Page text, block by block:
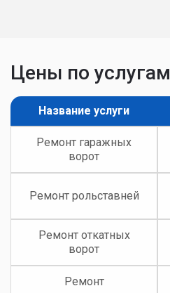
Цены по услугам
Название услуги
Ремонт гаражных
ворот
Ремонт рольставней
Ремонт откатных
ворот
Ремонт